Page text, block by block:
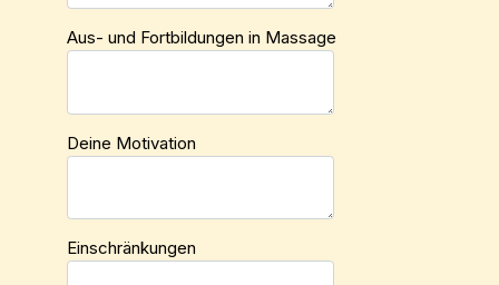
Aus- und Fortbildungen in Massage
Deine Motivation
Einschränkungen